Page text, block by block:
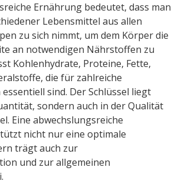
Ernährung bedeutet, dass man
Lebensmittel aus allen
zu sich nimmt, um dem Körper die
an notwendigen Nährstoffen zu
Kohlenhydrate, Proteine, Fette,
die für zahlreiche
sind. Der Schlüssel liegt
sondern auch in der Qualität
Eine abwechslungsreiche
nicht nur eine optimale
trägt auch zur
und zur allgemeinen